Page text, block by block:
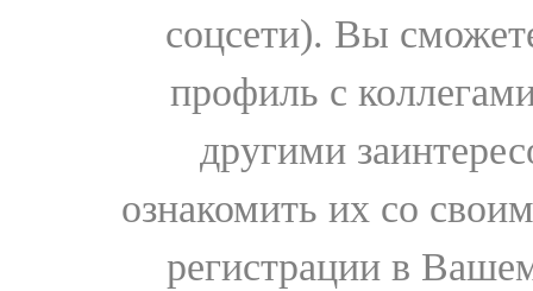
соцсети). Вы
профиль с
другими
ознакомить их со
регистрации в